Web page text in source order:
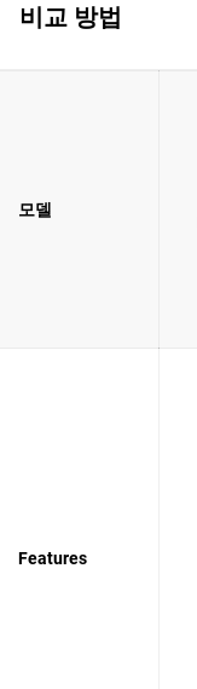
비교 방법
모델
Features